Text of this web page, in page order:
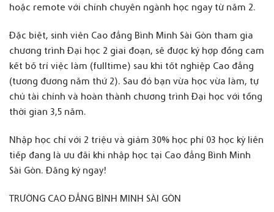
hoặc remote với chính chuyên ngành học ngay từ năm 2.
Đặc biệt, sinh viên Cao đẳng Bình Minh Sài Gòn tham gia
chương trình Đại học 2 giai đoạn, sẽ được ký hợp đồng cam
kết bố trí việc làm (fulltime) sau khi tốt nghiệp Cao đẳng
(tương đương năm thứ 2). Sau đó bạn vừa học vừa làm, tự
chủ tài chính và hoàn thành chương trình Đại học với tổng
thời gian 3,5 năm.
Nhập học chỉ với 2 triệu và giảm 30% học phí 03 học kỳ liên
tiếp đang là ưu đãi khi nhập học tại Cao đẳng Bình Minh
Sài Gòn. Đăng ký ngay!
TRƯỜNG CAO ĐẲNG BÌNH MINH SÀI GÒN